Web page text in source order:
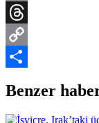
Email
Threads
Copy
Benzer